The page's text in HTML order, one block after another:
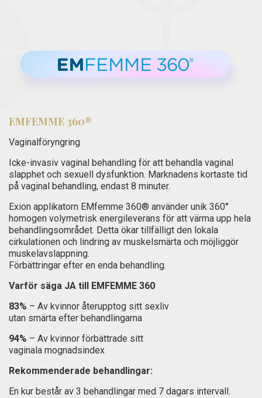
EMFEMME 360®
Vaginalföryngring
Icke-invasiv vaginal behandling för att behandla vaginal
slapphet och sexuell dysfunktion. Marknadens kortaste tid
på vaginal behandling, endast 8 minuter.
Exion applikatorn EMfemme 360® använder unik 360°
homogen volymetrisk energileverans för att värma upp hela
behandlingsområdet. Detta ökar tillfälligt den lokala
cirkulationen och lindring av muskelsmärta och möjliggör
muskelavslappning.
Förbättringar efter en enda behandling.
Varför säga JA till EMFEMME 360
83% – Av kvinnor återupptog sitt sexliv
utan smärta efter behandlingarna
94% – Av kvinnor förbättrade sitt
vaginala mognadsindex
Rekommenderade behandlingar:
En kur består av 3 behandlingar med 7 dagars intervall.